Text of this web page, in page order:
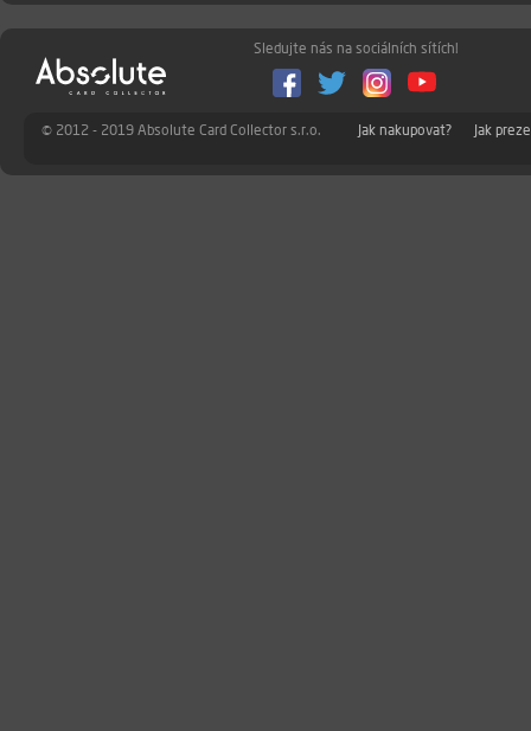
Sledujte nás na sociálních sítích!
© 2012 - 2019 Absolute Card Collector s.r.o. Jak nakupovat? Jak